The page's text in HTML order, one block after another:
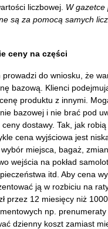
liczbowej. W gazetce
są za pomocą samych
ceny na części
prowadzi do wniosku, że
bazową. Klienci
produktu z innymi.
bazowej i nie brać pod
ceny dostawy. Tak, jak
cena wyjściowa jest
miejsca, bagaż,
wejścia na pokład
itd. Aby cena
ją w rozbiciu na
przez 12 miesięcy niż
np.
dzienny koszt zamiast